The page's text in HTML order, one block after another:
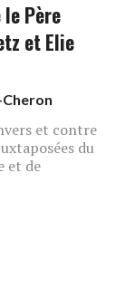
Père
et Elie
et contre
du
et de